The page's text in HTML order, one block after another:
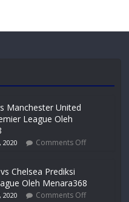
Manchester United
League Oleh
2020 Comments Off
Chelsea Prediksi
Oleh Menara368
2020 Comments Off